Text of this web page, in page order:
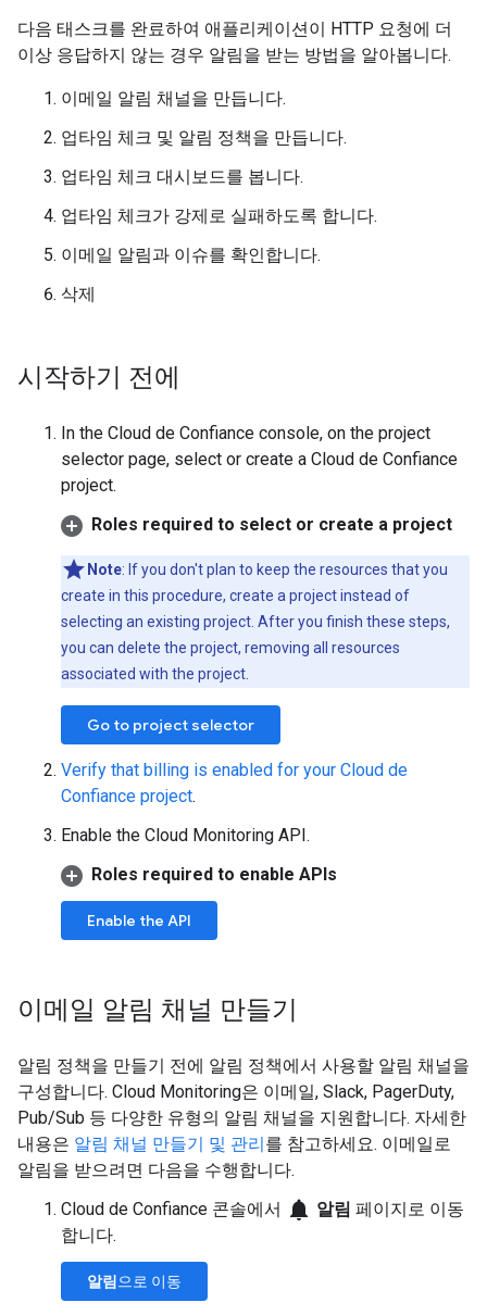
다음 태스크를 완료하여 애플리케이션이 HTTP 요청에 더
이상 응답하지 않는 경우 알림을 받는 방법을 알아봅니다.
이메일 알림 채널을 만듭니다.
업타임 체크 및 알림 정책을 만듭니다.
업타임 체크 대시보드를 봅니다.
업타임 체크가 강제로 실패하도록 합니다.
이메일 알림과 이슈를 확인합니다.
삭제
시작하기 전에
In the Cloud de Confiance console, on the project
selector page, select or create a Cloud de Confiance
project.
Roles required to select or create a project
Note: If you don't plan to keep the resources that you
create in this procedure, create a project instead of
selecting an existing project. After you finish these steps,
you can delete the project, removing all resources
associated with the project.
Go to project selector
Verify that billing is enabled for your Cloud de
Confiance project.
Enable the Cloud Monitoring API.
Roles required to enable APIs
Enable the API
이메일 알림 채널 만들기
알림 정책을 만들기 전에 알림 정책에서 사용할 알림 채널을
구성합니다. Cloud Monitoring은 이메일, Slack, PagerDuty,
Pub/Sub 등 다양한 유형의 알림 채널을 지원합니다. 자세한
내용은 알림 채널 만들기 및 관리를 참고하세요. 이메일로
알림을 받으려면 다음을 수행합니다.
Cloud de Confiance 콘솔에서 notifications 알림 페이지로 이동
합니다.
알림으로 이동